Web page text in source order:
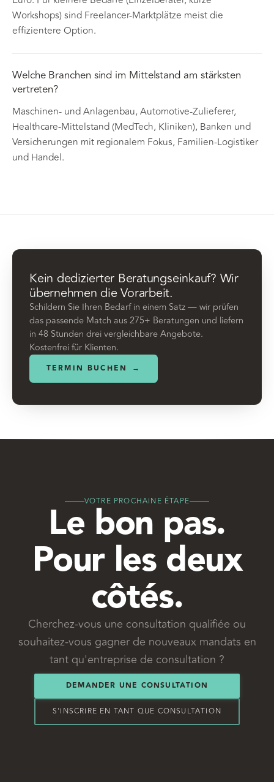
Workshops) sind Freelancer-Marktplätze meist die
effizientere Option.
Welche Branchen sind im Mittelstand am stärksten
vertreten?
Maschinen- und Anlagenbau, Automotive-Zulieferer,
Healthcare-Mittelstand (MedTech, Kliniken), Banken und
Versicherungen mit regionalem Fokus, Familien-Logistiker
und Handel.
Kein dedizierter Beratungseinkauf? Wir
übernehmen die Vorarbeit.
Schildern Sie Ihren Bedarf in einem Satz — wir prüfen
das passende Match aus 275+ Beratungen und liefern
in 48 Stunden drei vergleichbare Angebote.
Kostenfrei für Klienten.
TERMIN BUCHEN →
VOTRE PROCHAINE ÉTAPE
Le bon pas.
Pour les deux
côtés.
Cherchez-vous une consultation qualifiée ou
souhaitez-vous gagner de nouveaux mandats en
tant qu'entreprise de consultation ?
DEMANDER UNE CONSULTATION
S'INSCRIRE EN TANT QUE CONSULTATION